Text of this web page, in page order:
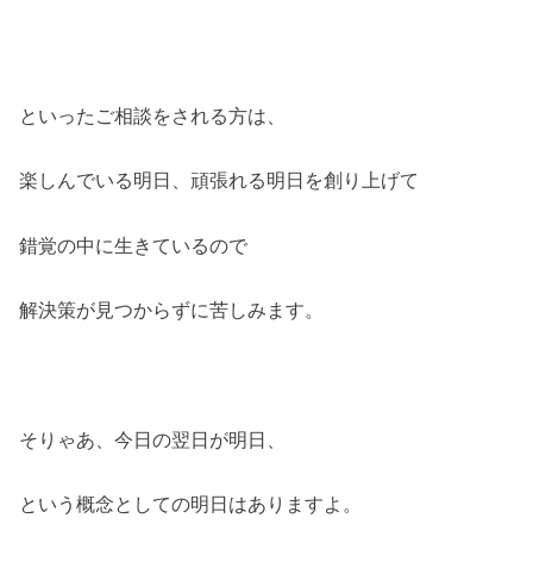
といったご相談をされる方は、
楽しんでいる明日、頑張れる明日を創り上げて
錯覚の中に生きているので
解決策が見つからずに苦しみます。
そりゃあ、今日の翌日が明日、
という概念としての明日はありますよ。